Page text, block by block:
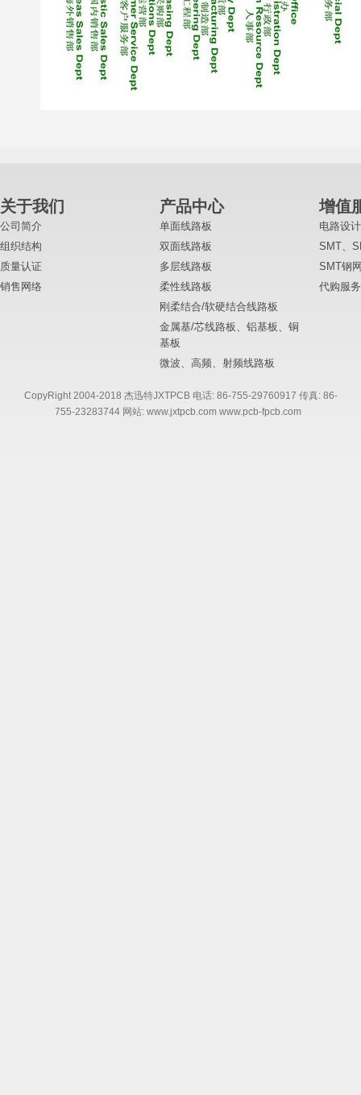
关于我们
公司简介
组织结构
质量认证
销售网络
产品中心
单面线路板
双面线路板
多层线路板
柔性线路板
刚柔结合/软硬结合线路板
金属基/芯线路板、铝基板、铜
基板
微波、高频、射频线路板
增值
电路设
SMT、
SMT钢
代购服务
CopyRight 2004-2018 杰迅特JXTPCB 电话: 86-755-29760917 传真: 86-
755-23283744 网站: www.jxtpcb.com www.pcb-fpcb.com